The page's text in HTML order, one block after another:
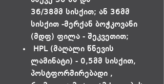
36/38მმ სისქით; ან 36მმ
სისქით -მერქან ბოჭკოვანი
(მდფ) ფილა - შეკვეთით;
HPL (მაღალი წნევის
ლამინატი) - 0,5მმ სისქით,
პოსტფორმირებადი ,